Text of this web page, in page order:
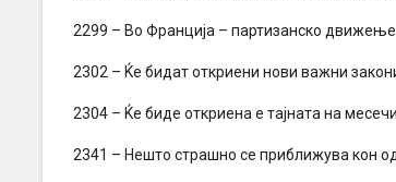
2299 – Во Франција – партизанско
2302 – Ќе бидат откриени нови важни
2304 – Ќе биде откриена е тајната на
2341 – Нешто страшно се приближува кон од